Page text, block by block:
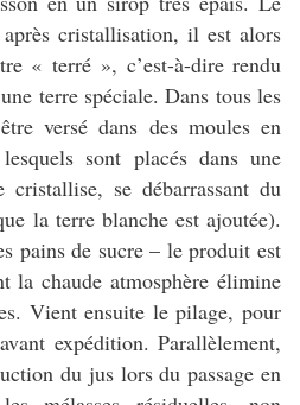
cristallisation, il est alors
« terré », c’est-à-dire rendu
terre spéciale. Dans tous les
versé dans des moules en
sont placés dans une
se débarrassant du
la terre blanche est ajoutée).
pains de sucre – le produit est
la chaude atmosphère élimine
Vient ensuite le pilage, pour
expédition. Parallèlement,
du jus lors du passage en